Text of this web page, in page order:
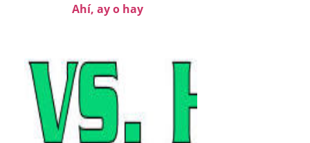
Ahí, ay o hay